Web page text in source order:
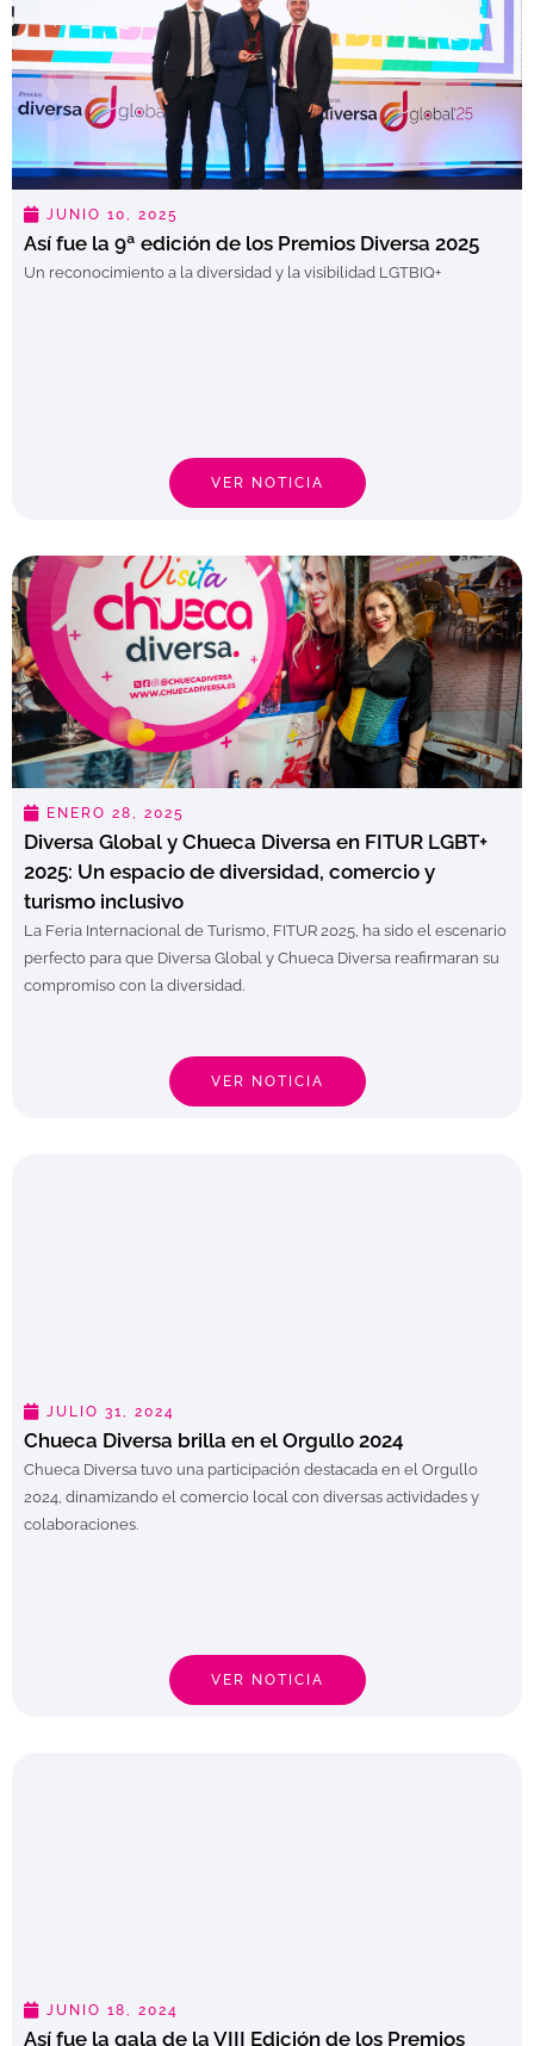
JUNIO 10, 2025
Así fue la 9ª edición de los Premios Diversa 2025
Un reconocimiento a la diversidad y la visibilidad LGTBIQ+
VER NOTICIA
ENERO 28, 2025
Diversa Global y Chueca Diversa en FITUR LGBT+
2025: Un espacio de diversidad, comercio y
turismo inclusivo
La Feria Internacional de Turismo, FITUR 2025, ha sido el escenario
perfecto para que Diversa Global y Chueca Diversa reafirmaran su
compromiso con la diversidad.
VER NOTICIA
JULIO 31, 2024
Chueca Diversa brilla en el Orgullo 2024
Chueca Diversa tuvo una participación destacada en el Orgullo
2024, dinamizando el comercio local con diversas actividades y
colaboraciones.
VER NOTICIA
JUNIO 18, 2024
Así fue la gala de la VIII Edición de los Premios